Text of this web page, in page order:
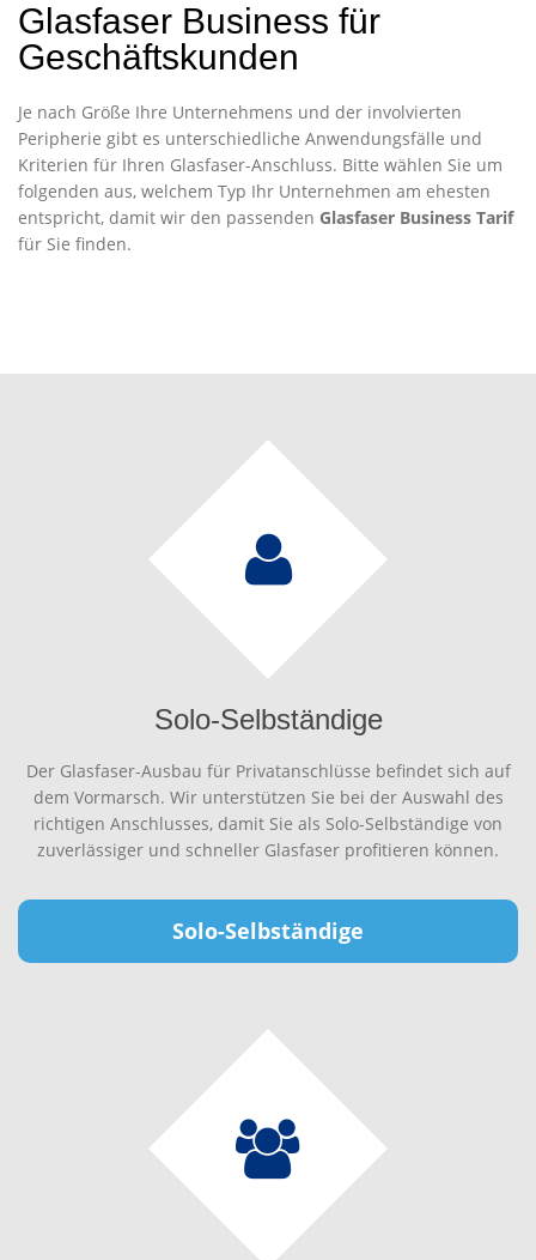
Glasfaser Business für
Geschäftskunden
Je nach Größe Ihre Unternehmens und der involvierten
Peripherie gibt es unterschiedliche Anwendungsfälle und
Kriterien für Ihren Glasfaser-Anschluss. Bitte wählen Sie um
folgenden aus, welchem Typ Ihr Unternehmen am ehesten
entspricht, damit wir den passenden Glasfaser Business Tarif
für Sie finden.
Solo-Selbständige
Der Glasfaser-Ausbau für Privatanschlüsse befindet sich auf
dem Vormarsch. Wir unterstützen Sie bei der Auswahl des
richtigen Anschlusses, damit Sie als Solo-Selbständige von
zuverlässiger und schneller Glasfaser profitieren können.
Solo-Selbständige